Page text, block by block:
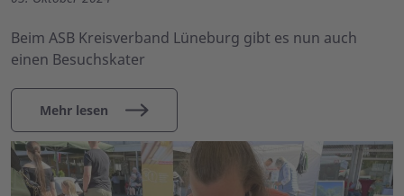
Beim ASB Kreisverband Lüneburg gibt es nun auch
einen Besuchskater
Mehr lesen